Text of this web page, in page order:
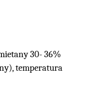
30- 36%
temperatura